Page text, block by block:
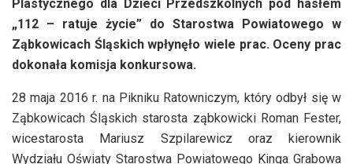
Plastycznego dla Dzieci Przedszkolnych pod hasłem
„112 – ratuje życie” do Starostwa Powiatowego w
Ząbkowicach Śląskich wpłynęło wiele prac. Oceny prac
dokonała komisja konkursowa.
28 maja 2016 r. na Pikniku Ratowniczym, który odbył się w
Ząbkowicach Śląskich starosta ząbkowicki Roman Fester,
wicestarosta Mariusz Szpilarewicz oraz kierownik
Wydziału Oświaty Starostwa Powiatowego Kinga Grabowa